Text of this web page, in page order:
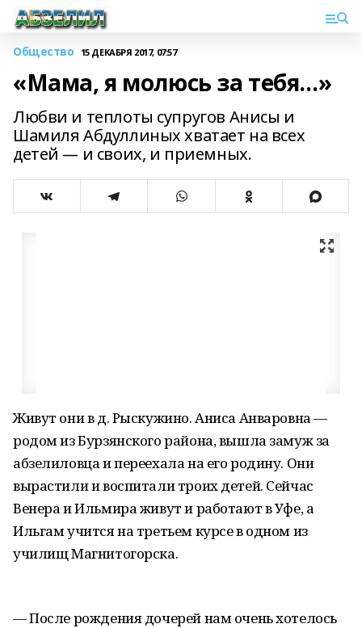
Общество 15 ДЕКАБРЯ 2017, 07:57
«Мама, я молюсь за тебя…»
Любви и теплоты супругов Анисы и
Шамиля Абдуллиных хватает на всех
детей — и своих, и приемных.
Живут они в д. Рыскужино. Аниса Анваровна —
родом из Бурзянского района, вышла замуж за
абзелиловца и переехала на его родину. Они
вырастили и воспитали троих детей. Сейчас
Венера и Ильмира живут и работают в Уфе, а
Ильгам учится на третьем курсе в одном из
училищ Магнитогорска.
— После рождения дочерей нам очень хотелось